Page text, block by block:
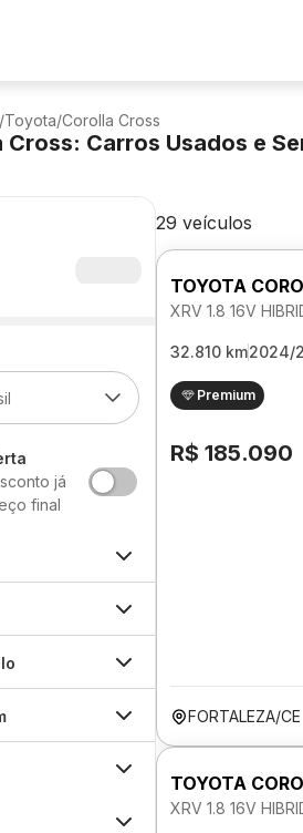
/Toyota/Corolla Cross
Carros Usados e
já
final
29 veículos
TOYOTA
XRV 1.8 16V
32.810 km2024/
Premium
R$ 185.090
FORTALEZA/CE
TOYOTA
XRV 1.8 16V